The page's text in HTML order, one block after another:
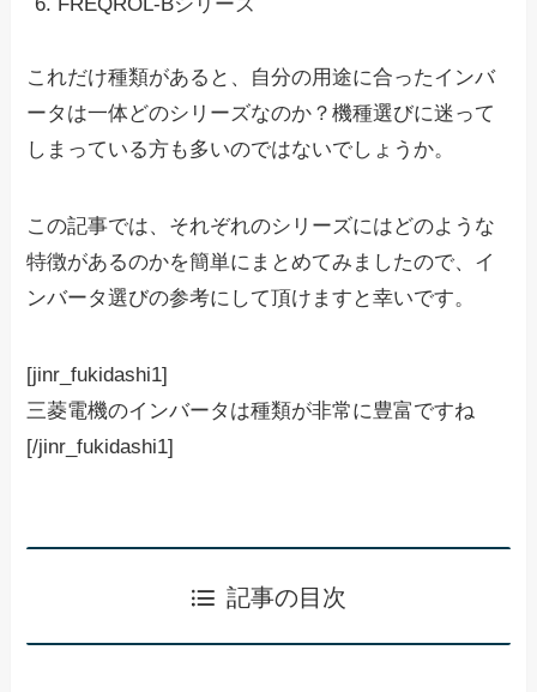
これだけ種類があると、自分の用途に合ったインバ
ータは一体どのシリーズなのか？機種選びに迷って
しまっている方も多いのではないでしょうか。
この記事では、それぞれのシリーズにはどのような
特徴があるのかを簡単にまとめてみましたので、イ
ンバータ選びの参考にして頂けますと幸いです。
[jinr_fukidashi1]
三菱電機のインバータは種類が非常に豊富ですね
[/jinr_fukidashi1]
記事の目次